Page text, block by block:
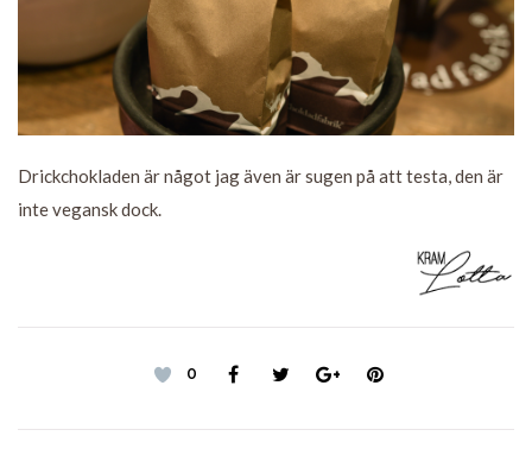
Drickchokladen är något jag även är sugen på att testa, den är
inte vegansk dock.
0